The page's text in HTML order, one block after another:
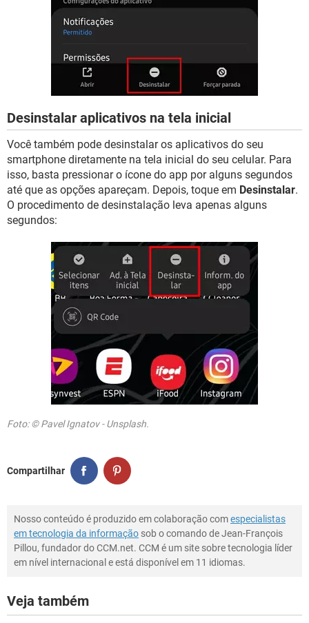
Desinstalar aplicativos na tela inicial
Você também pode desinstalar os aplicativos do seu
smartphone diretamente na tela inicial do seu celular. Para
isso, basta pressionar o ícone do app por alguns segundos
até que as opções apareçam. Depois, toque em Desinstalar.
O procedimento de desinstalação leva apenas alguns
segundos:
Foto: © Pavel Ignatov - Unsplash.
Compartilhar
Nosso conteúdo é produzido em colaboração comespecialistas
em tecnologia da informação sob o comando de Jean-François
Pillou, fundador do CCM.net. CCM é um site sobre tecnologia líder
em nível internacional e está disponível em 11 idiomas.
Veja também